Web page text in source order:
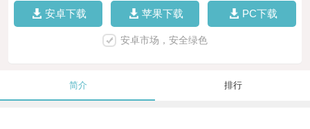
安卓下载 苹果下载 PC下载
安卓市场，安全绿色
简介 排行